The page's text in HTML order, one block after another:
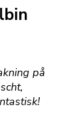
på